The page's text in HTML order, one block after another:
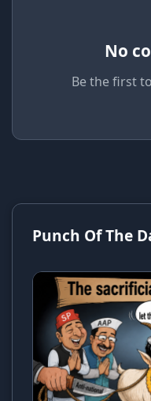
No
Be the first
Punch Of The